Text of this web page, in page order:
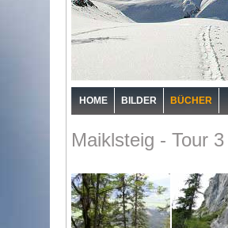
HOME BILDER BÜCHER
Maiklsteig - Tour 3